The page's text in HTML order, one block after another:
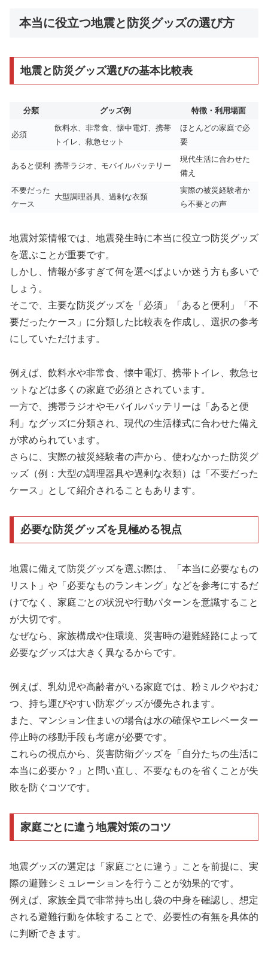
本当に役立つ地震と防災グッズの選び方
地震と防災グッズ選びの基本比較表
分類 グッズ例 特徴・利用場面
必須
飲料水、非常食、懐中電灯、携帯
トイレ、救急セット
ほとんどの家庭で必
要
あると便利 携帯ラジオ、モバイルバッテリー
現代生活に合わせた
備え
不要だった
ケース
大型調理器具、過剰な衣類
実際の被災経験者か
ら不要との声
地震対策情報では、地震発生時に本当に役立つ防災グッズ
を選ぶことが重要です。
しかし、情報が多すぎて何を選べばよいか迷う方も多いで
しょう。
そこで、主要な防災グッズを「必須」「あると便利」「不
要だったケース」に分類した比較表を作成し、選択の参考
にしていただけます。
例えば、飲料水や非常食、懐中電灯、携帯トイレ、救急セ
ットなどは多くの家庭で必須とされています。
一方で、携帯ラジオやモバイルバッテリーは「あると便
利」なグッズに分類され、現代の生活様式に合わせた備え
が求められています。
さらに、実際の被災経験者の声から、使わなかった防災グ
ッズ（例：大型の調理器具や過剰な衣類）は「不要だった
ケース」として紹介されることもあります。
必要な防災グッズを見極める視点
地震に備えて防災グッズを選ぶ際は、「本当に必要なもの
リスト」や「必要なものランキング」などを参考にするだ
けでなく、家庭ごとの状況や行動パターンを意識すること
が大切です。
なぜなら、家族構成や住環境、災害時の避難経路によって
必要なグッズは大きく異なるからです。
例えば、乳幼児や高齢者がいる家庭では、粉ミルクやおむ
つ、持ち運びやすい防寒グッズが優先されます。
また、マンション住まいの場合は水の確保やエレベーター
停止時の移動手段も考慮が必要です。
これらの視点から、災害防衛グッズを「自分たちの生活に
本当に必要か？」と問い直し、不要なものを省くことが失
敗を防ぐコツです。
家庭ごとに違う地震対策のコツ
地震グッズの選定は「家庭ごとに違う」ことを前提に、実
際の避難シミュレーションを行うことが効果的です。
例えば、家族全員で非常持ち出し袋の中身を確認し、想定
される避難行動を体験することで、必要性の有無を具体的
に判断できます。